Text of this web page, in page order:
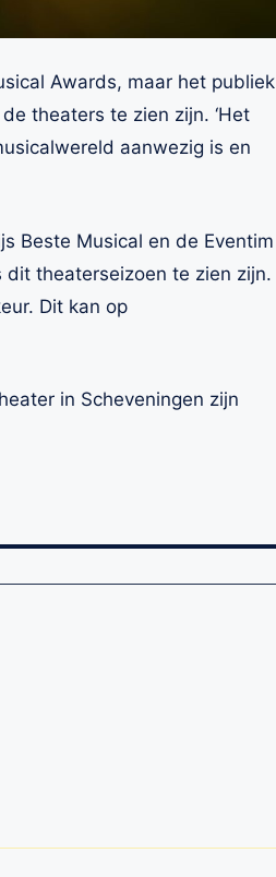
Awards, maar het publiek
theaters te zien zijn. ‘Het
aanwezig is en
Beste Musical en de Eventim
theaterseizoen te zien zijn.
Dit kan op
in Scheveningen zijn